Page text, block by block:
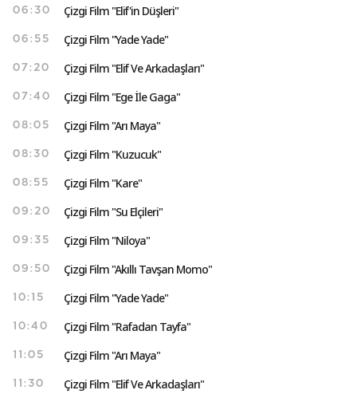
06:30 Çizgi Film "Elif'in Düşleri"
06:55 Çizgi Film "Yade Yade"
07:20 Çizgi Film "Elif Ve Arkadaşları"
07:40 Çizgi Film "Ege İle Gaga"
08:05 Çizgi Film "Arı Maya"
08:30 Çizgi Film "Kuzucuk"
08:55 Çizgi Film "Kare"
09:20 Çizgi Film "Su Elçileri"
09:35 Çizgi Film "Niloya"
09:50 Çizgi Film "Akıllı Tavşan Momo"
10:15 Çizgi Film "Yade Yade"
10:40 Çizgi Film "Rafadan Tayfa"
11:05 Çizgi Film "Arı Maya"
11:30 Çizgi Film "Elif Ve Arkadaşları"